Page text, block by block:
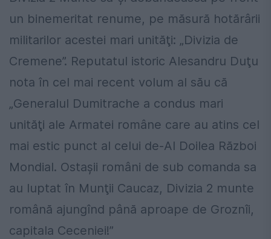
un binemeritat renume, pe măsură hotărârii
militarilor acestei mari unităţi: „Divizia de
Cremene”. Reputatul istoric Alesandru Duţu
nota în cel mai recent volum al său că
„Generalul Dumitrache a condus mari
unităţi ale Armatei române care au atins cel
mai estic punct al celui de-Al Doilea Război
Mondial. Ostaşii români de sub comanda sa
au luptat în Munţii Caucaz, Divizia 2 munte
română ajungînd până aproape de Groznîi,
capitala Ceceniei!”